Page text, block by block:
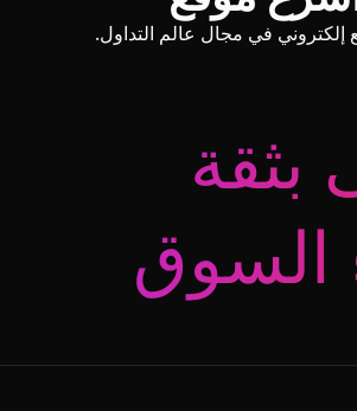
في مجال عالم التداول.
السوق